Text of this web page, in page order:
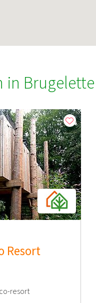
in Brugelette
Resort
resort